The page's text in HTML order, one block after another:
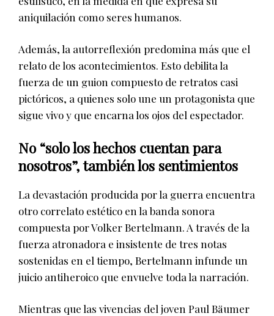
aniquilación como seres humanos.
Además, la autorreflexión predomina más que el
relato de los acontecimientos. Esto debilita la
fuerza de un guion compuesto de retratos casi
pictóricos, a quienes solo une un protagonista que
sigue vivo y que encarna los ojos del espectador.
No “solo los hechos cuentan para
nosotros”, también los sentimientos
La devastación producida por la guerra encuentra
otro correlato estético en la banda sonora
compuesta por Volker Bertelmann. A través de la
fuerza atronadora e insistente de tres notas
sostenidas en el tiempo, Bertelmann infunde un
juicio antiheroico que envuelve toda la narración.
Mientras que las vivencias del joven Paul Bäumer